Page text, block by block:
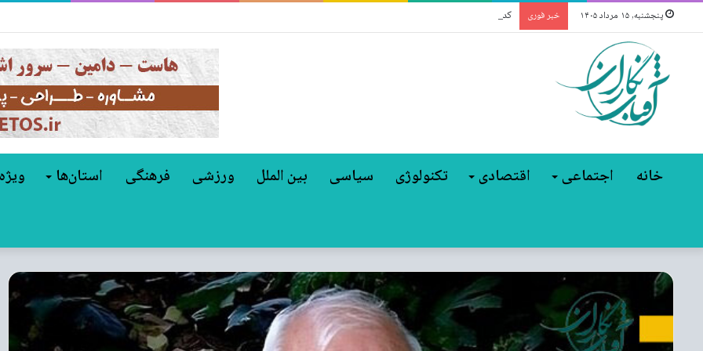
پنجشنبه, ۱۵ مرداد ۱۴۰۵ خبر فوری کدام برند برای کدام شرکت است؟ / نقشه کامل مالکیت غول‌های خودروسازی جهان
خانه اجتماعی اقتصادی تکنولوژی سیاسی بین الملل ورزشی فرهنگی استان‌ها ویژه